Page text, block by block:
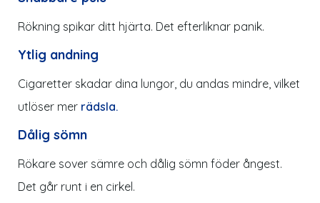
Rökning spikar ditt hjärta. Det efterliknar panik.
Ytlig andning
Cigaretter skadar dina lungor, du andas mindre, vilket
utlöser mer rädsla.
Dålig sömn
Rökare sover sämre och dålig sömn föder ångest.
Det går runt i en cirkel.